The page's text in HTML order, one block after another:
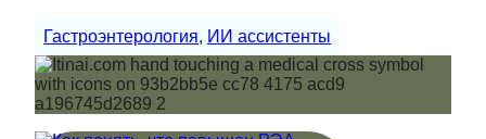
Гастроэнтерология, ИИ ассистенты